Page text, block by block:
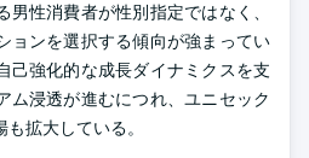
性消費者が性別指定ではなく、
ョンを選択する傾向が強まってい
己強化的な成長ダイナミクスを支
ム浸透が進むにつれ、ユニセック
拡大している。